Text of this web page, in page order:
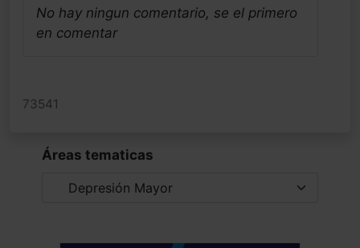
No hay ningun comentario, se el primero
en comentar
73541
Áreas tematicas